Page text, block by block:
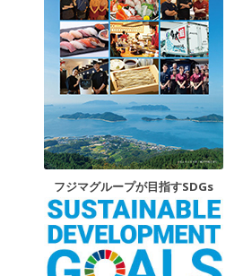
フジマグループが目指すSDGs